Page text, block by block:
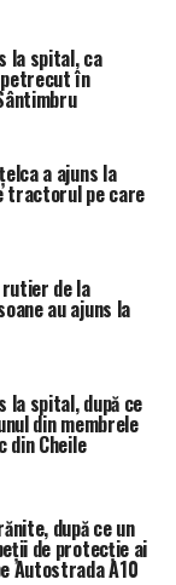
la spital, ca
în
a ajuns la
tractorul pe care
de la
au ajuns la
la spital, după ce
din membrele
Cheile
după ce un
de protecție ai
Autostrada A10